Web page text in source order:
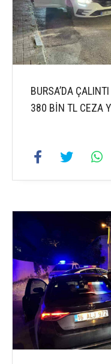
BURSA’DA
380 BİN TL CEZA